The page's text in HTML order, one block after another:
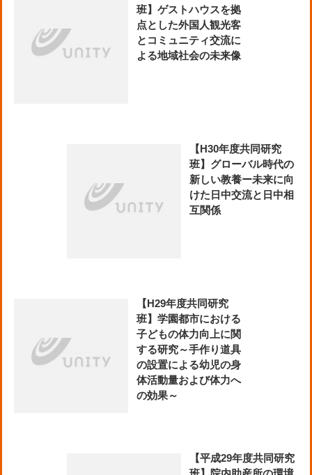
班】ゲストハウスを拠
点とした外国人観光客
とコミュニティ交流に
よる地域社会の未来像
【H30年度共同研究
班】グローバル時代の
新しい教養ー未来に向
けた日中交流と日中相
互関係
【H29年度共同研究
班】学園都市における
子どもの体力向上に関
する研究～手作り道具
の設置による幼児の身
体活動量および体力へ
の効果～
【平成29年度共同研究